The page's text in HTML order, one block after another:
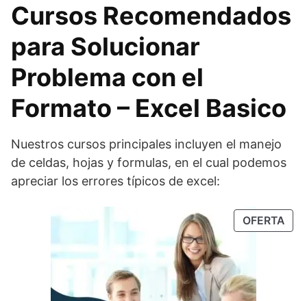
Cursos Recomendados
para Solucionar
Problema con el
Formato – Excel Basico
Nuestros cursos principales incluyen el manejo
de celdas, hojas y formulas, en el cual podemos
apreciar los errores típicos de excel:
OFERTA